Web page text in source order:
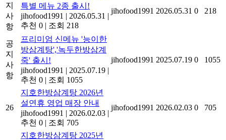
지
사
항
특별 메뉴 2종 출시!
jihofood1991 | 2026.05.31 |
추천 0 | 조회 218
jihofood1991 2026.05.31 0 218
공
지
사
항
프리미엄 신메뉴 '능이한
방삼계탕','녹두한방삼계
죽' 출시!
jihofood1991 | 2025.07.19 |
추천 0 | 조회 1055
jihofood1991 2025.07.19 0 1055
26
지호한방삼계탕 2026년
설연휴 영업 매장 안내
jihofood1991 | 2026.02.03 |
추천 0 | 조회 705
jihofood1991 2026.02.03 0 705
지호한방삼계탕 2025년